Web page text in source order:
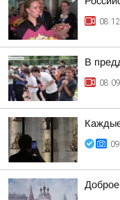
08:12
В
08:09